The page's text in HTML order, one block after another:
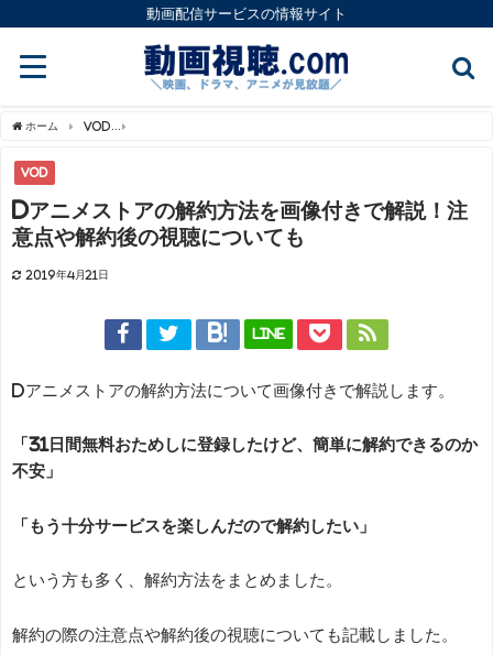
動画配信サービスの情報サイト
ホーム VOD
VOD
dアニメストアの解約方法を画像付きで解説！注
意点や解約後の視聴についても
2019年4月21日
LINE
dアニメストアの解約方法について画像付きで解説します。
「31日間無料おためしに登録したけど、簡単に解約できるのか
不安」
「もう十分サービスを楽しんだので解約したい」
という方も多く、解約方法をまとめました。
解約の際の注意点や解約後の視聴についても記載しました。